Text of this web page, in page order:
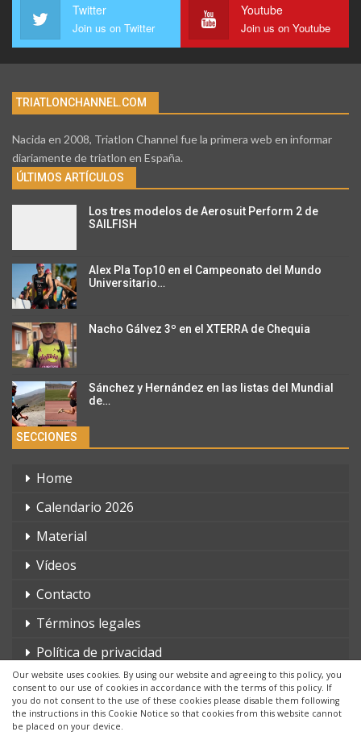
Our website uses cookies. By using our website and agreeing to this policy, you
consent to our use of cookies in accordance with the terms of this policy. If
you do not consent to the use of these cookies please disable them following
the instructions in this Cookie Notice so that cookies from this website cannot
be placed on your device.
Twitter
Join us on Twitter
Youtube
Join us on Youtube
TRIATLONCHANNEL.COM
Nacida en 2008, Triatlon Channel fue la primera web en informar
diariamente de triatlon en España.
ÚLTIMOS ARTÍCULOS
Los tres modelos de Aerosuit Perform 2 de
SAILFISH
Alex Pla Top10 en el Campeonato del Mundo
Universitario…
Nacho Gálvez 3º en el XTERRA de Chequia
Sánchez y Hernández en las listas del Mundial
de…
SECCIONES
Home
Calendario 2026
Material
Vídeos
Contacto
Términos legales
Política de privacidad
© 2026 - triatlonchannel.com. Todos los derechos reservados.